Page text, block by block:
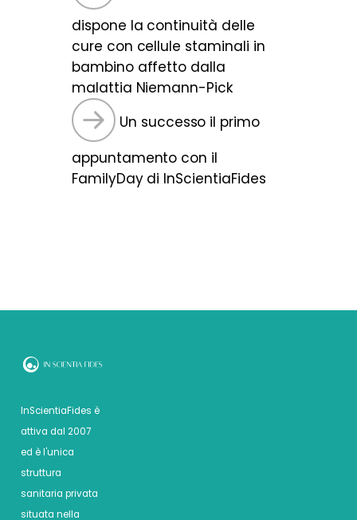
dispone la continuità delle
cure con cellule staminali in
bambino affetto dalla
malattia Niemann-Pick
Un successo il primo
appuntamento con il
FamilyDay di InScientiaFides
InScientiaFides è
attiva dal 2007
ed è l'unica
struttura
sanitaria privata
situata nella